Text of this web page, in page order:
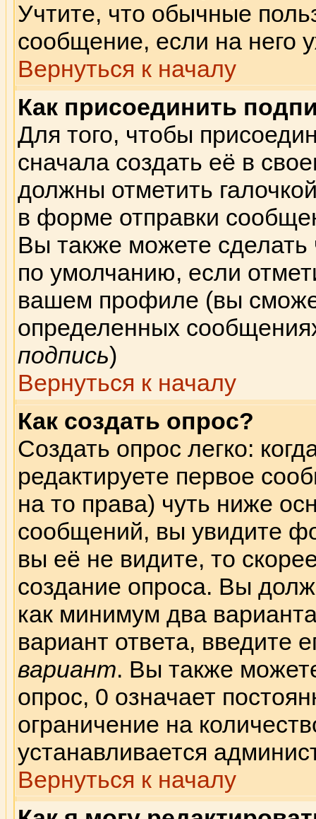
Учтите, что обычные
сообщение, если на него
Вернуться к началу
Как присоединить
Для того, чтобы
сначала создать её в
должны отметить
в форме отправки
Вы также можете сделать
по умолчанию, если
вашем профиле (вы
определенных
подпись)
Вернуться к началу
Как создать опрос?
Создать опрос легко:
редактируете первое
на то права) чуть ниже
сообщений, вы увидите
вы её не видите, то
создание опроса. Вы
как минимум два
вариант ответа, введите
вариант. Вы также
опрос, 0 означает
ограничение на
устанавливается
Вернуться к началу